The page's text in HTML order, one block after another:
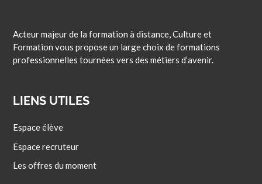
Acteur majeur de la formation à distance, Culture et
Formation vous propose un large choix de formations
professionnelles tournées vers des métiers d’avenir.
LIENS UTILES
Espace élève
Espace recruteur
Les offres du moment